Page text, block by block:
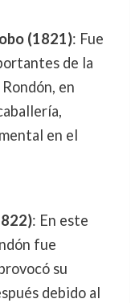
(1821): Fue
de la
en
en el
: En este
fue
su
debido al